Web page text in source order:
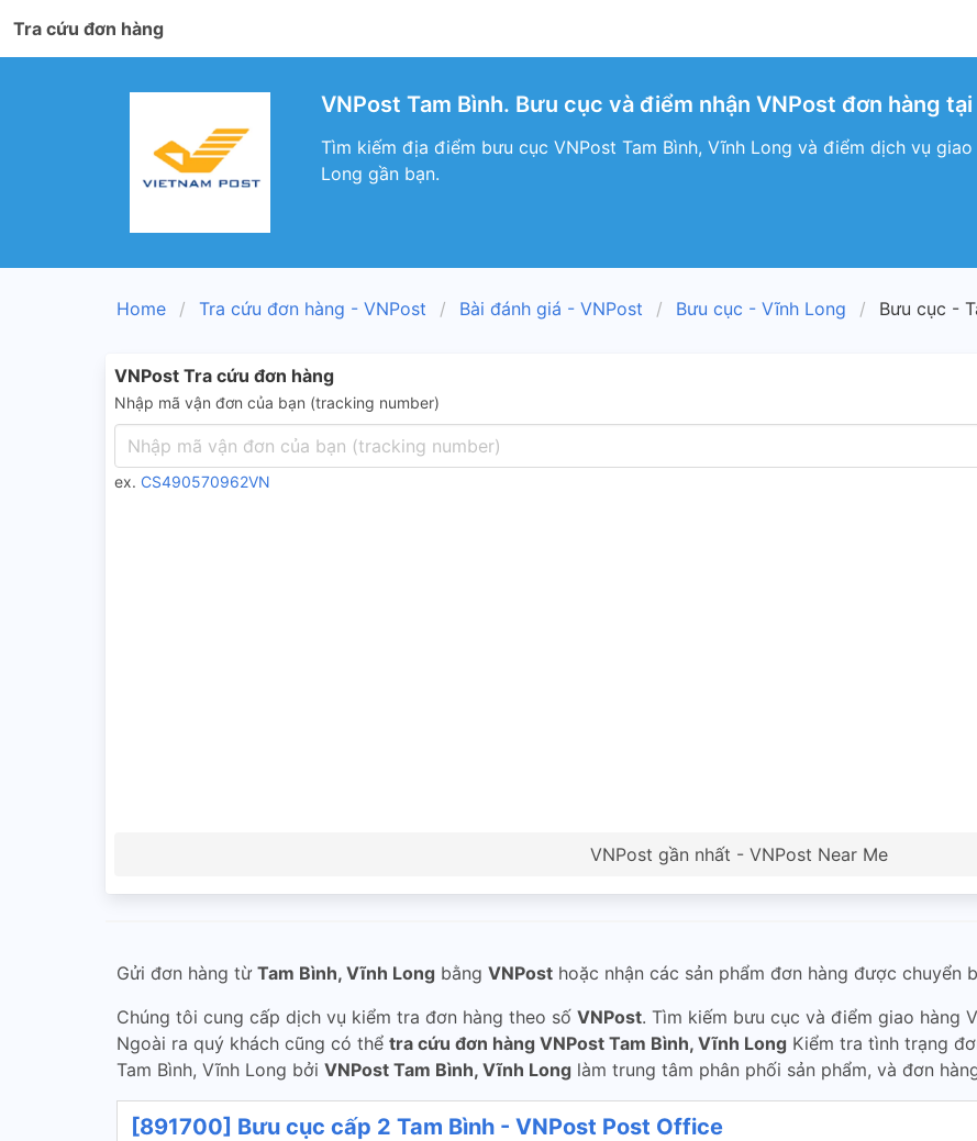
Tra cứu đơn hàng
VNPost Tam Bình. Bưu cục và điểm nhận VNPost đơn hàng
Tìm kiếm địa điểm bưu cục VNPost Tam Bình, Vĩnh Long và điểm dịch vụ
Long gần bạn.
Home Tra cứu đơn hàng - VNPost Bài đánh giá - VNPost Bưu cục - Vĩnh Long Bưu cục -
VNPost Tra cứu đơn hàng
Nhập mã vận đơn của bạn (tracking number)
ex. CS490570962VN
VNPost gần nhất - VNPost Near Me
Gửi đơn hàng từ Tam Bình, Vĩnh Long bằng VNPost hoặc nhận các sản phẩm đơn hàng được chuyển
Chúng tôi cung cấp dịch vụ kiểm tra đơn hàng theo số VNPost. Tìm kiếm bưu cục và điểm giao hàng
Ngoài ra quý khách cũng có thể tra cứu đơn hàng VNPost Tam Bình, Vĩnh Long Kiểm tra tình trạng
Tam Bình, Vĩnh Long bởi VNPost Tam Bình, Vĩnh Long làm trung tâm phân phối sản phẩm, và đơn
[891700] Bưu cục cấp 2 Tam Bình - VNPost Post Office